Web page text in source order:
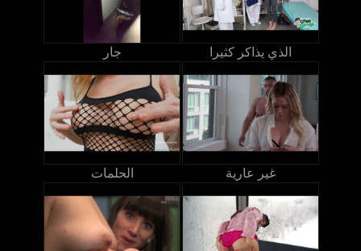
جار الذي يذاكر كثيرا
الحلمات غير عارية